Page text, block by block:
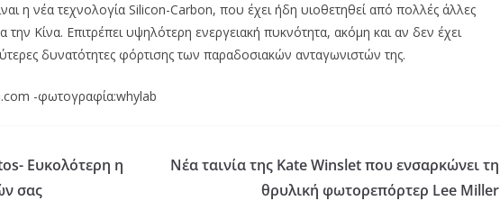
η νέα τεχνολογία Silicon-Carbon, που έχει ήδη υιοθετηθεί από πολλές άλλες
την Κίνα. Επιτρέπει υψηλότερη ενεργειακή πυκνότητα, ακόμη και αν δεν έχει
δυνατότητες φόρτισης των παραδοσιακών ανταγωνιστών της.
-φωτογραφία:whylab
Ευκολότερη η
σας
Νέα ταινία της Kate Winslet που ενσαρκώνει τη
θρυλική φωτορεπόρτερ Lee Miller